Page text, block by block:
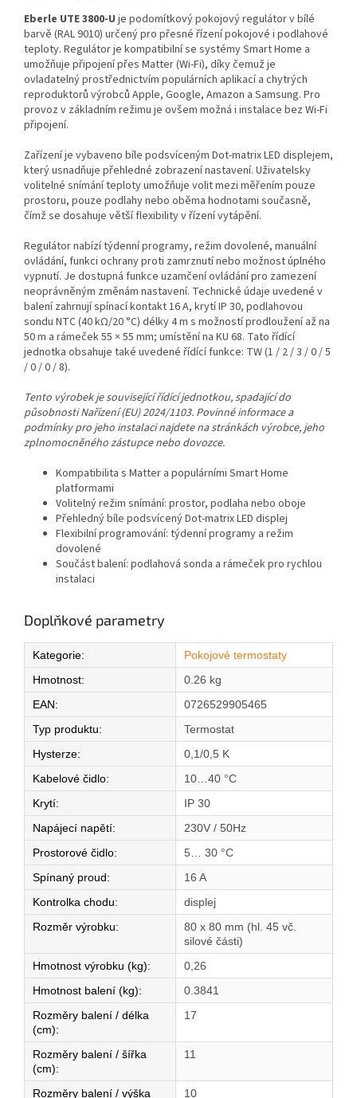
Eberle UTE 3800-U je podomítkový pokojový regulátor v bílé
barvě (RAL 9010) určený pro přesné řízení pokojové i podlahové
teploty. Regulátor je kompatibilní se systémy Smart Home a
umožňuje připojení přes Matter (Wi‑Fi), díky čemuž je
ovladatelný prostřednictvím populárních aplikací a chytrých
reproduktorů výrobců Apple, Google, Amazon a Samsung. Pro
provoz v základním režimu je ovšem možná i instalace bez Wi‑Fi
připojení.
Zařízení je vybaveno bíle podsvíceným Dot‑matrix LED displejem,
který usnadňuje přehledné zobrazení nastavení. Uživatelsky
volitelné snímání teploty umožňuje volit mezi měřením pouze
prostoru, pouze podlahy nebo oběma hodnotami současně,
čímž se dosahuje větší flexibility v řízení vytápění.
Regulátor nabízí týdenní programy, režim dovolené, manuální
ovládání, funkci ochrany proti zamrznutí nebo možnost úplného
vypnutí. Je dostupná funkce uzamčení ovládání pro zamezení
neoprávněným změnám nastavení. Technické údaje uvedené v
balení zahrnují spínací kontakt 16 A, krytí IP 30, podlahovou
sondu NTC (40 kΩ/20 °C) délky 4 m s možností prodloužení až na
50 m a rámeček 55 × 55 mm; umístění na KU 68. Tato řídící
jednotka obsahuje také uvedené řídící funkce: TW (1 / 2 / 3 / 0 / 5
/ 0 / 0 / 8).
Tento výrobek je související řídící jednotkou, spadající do
působnosti Nařízení (EU) 2024/1103. Povinné informace a
podmínky pro jeho instalaci najdete na stránkách výrobce, jeho
zplnomocněného zástupce nebo dovozce.
Kompatibilita s Matter a populárními Smart Home
platformami
Volitelný režim snímání: prostor, podlaha nebo oboje
Přehledný bíle podsvícený Dot‑matrix LED displej
Flexibilní programování: týdenní programy a režim
dovolené
Součást balení: podlahová sonda a rámeček pro rychlou
instalaci
Doplňkové parametry
Kategorie:
Pokojové termostaty
Hmotnost:
0.26 kg
EAN:
0726529905465
Typ produktu:
Termostat
Hysterze:
0,1/0,5 K
Kabelové čidlo:
10…40 °C
Krytí:
IP 30
Napájecí napětí:
230V / 50Hz
Prostorové čidlo:
5… 30 °C
Spínaný proud:
16 A
Kontrolka chodu:
displej
Rozměr výrobku:
80 x 80 mm (hl. 45 vč.
silové části)
Hmotnost výrobku (kg):
0,26
Hmotnost balení (kg):
0.3841
Rozměry balení / délka
(cm):
17
Rozměry balení / šířka
(cm):
11
Rozměry balení / výška 10